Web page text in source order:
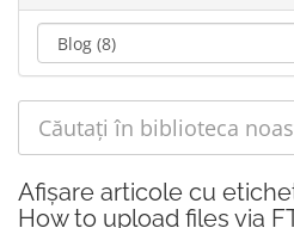
Afișare articole cu
How to upload files via